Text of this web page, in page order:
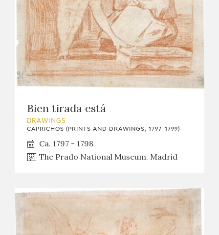
Bien tirada está
DRAWINGS
CAPRICHOS (PRINTS AND DRAWINGS, 1797-1799)
Ca. 1797 - 1798
The Prado National Museum. Madrid